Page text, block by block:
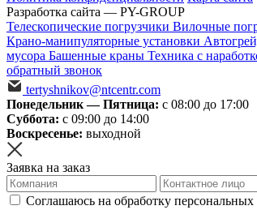
Разработка сайта — PY-GROUP
Телескопические погрузчики Вилочные
Крано-манипуляторные установки
мусора Башенные краны Техника с
обратный звонок
tertyshnikov@ntcentr.com
Понедельник — Пятница: с 08:00 до 17:00
Суббота: с 09:00 до 14:00
Воскресенье: выходной
Заявка на заказ
Соглашаюсь на обработку